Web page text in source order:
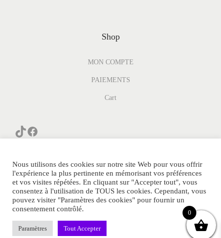
Shop
MON COMPTE
PAIEMENTS
Cart
© PARFUM-GENERIQUE.COM Tous Droits Réservés.
POLITIQUE DE CONFIDENTIALITE
Notre avis Parfum Generique
Contact
Nous utilisons des cookies sur notre site Web pour vous offrir
l'expérience la plus pertinente en mémorisant vos préférences
et vos visites répétées. En cliquant sur "Accepter tout", vous
consentez à l'utilisation de TOUS les cookies. Cependant, vous
pouvez visiter "Paramètres des cookies" pour fournir un
consentement contrôlé.
Paramètres Tout Accepter
0